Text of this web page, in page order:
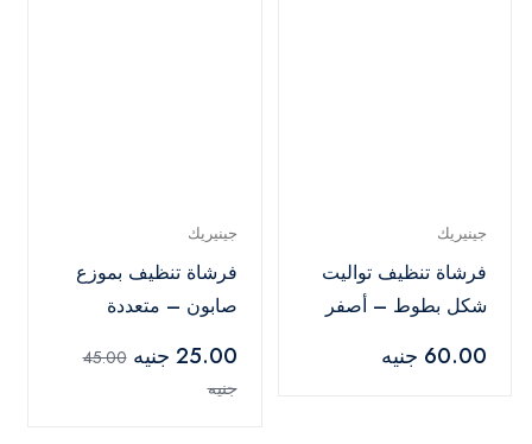
جينيريك
فرشاة تنظيف تواليت
شكل بطوط – أصفر
60.00 جنيه
جينيريك
فرشاة تنظيف بموزع
صابون – متعددة
25.00 جنيه
45.00
جنيه